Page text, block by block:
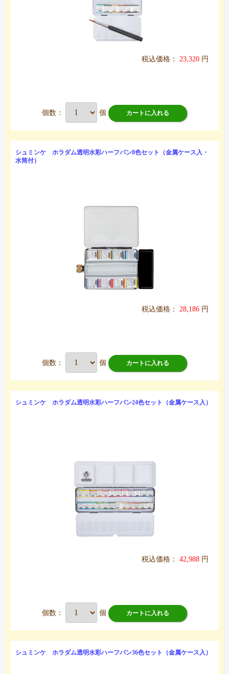
税込価格： 23,320 円
個数： 個 カートに入れる
シュミンケ ホラダム透明水彩ハーフパン8色セット（金属ケース入・
水筒付）
税込価格： 28,186 円
個数： 個 カートに入れる
シュミンケ ホラダム透明水彩ハーフパン24色セット（金属ケース入）
税込価格： 42,988 円
個数： 個 カートに入れる
シュミンケ ホラダム透明水彩ハーフパン36色セット（金属ケース入）